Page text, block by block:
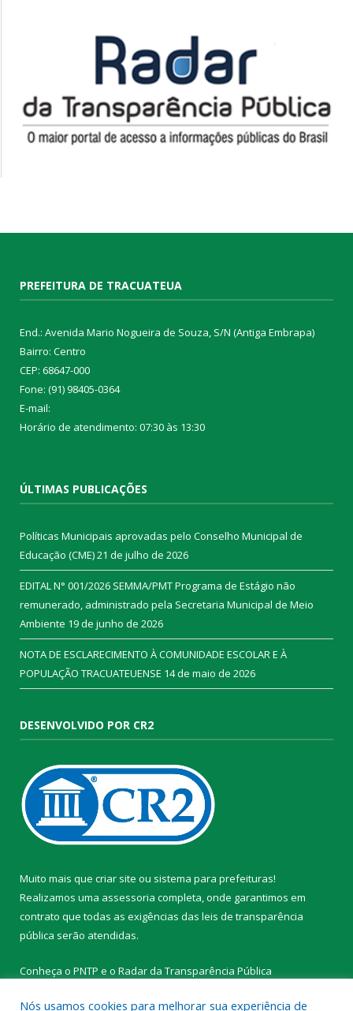
PREFEITURA DE TRACUATEUA
End.: Avenida Mario Nogueira de Souza, S/N (Antiga Embrapa)
Bairro: Centro
CEP: 68647-000
Fone: (91) 98405-0364
E-mail:
Horário de atendimento: 07:30 às 13:30
ÚLTIMAS PUBLICAÇÕES
Políticas Municipais aprovadas pelo Conselho Municipal de
Educação (CME)21 de julho de 2026
EDITAL N° 001/2026 SEMMA/PMT Programa de Estágio não
remunerado, administrado pela Secretaria Municipal de Meio
Ambiente 19 de junho de 2026
NOTA DE ESCLARECIMENTO À COMUNIDADE ESCOLAR E À
POPULAÇÃO TRACUATEUENSE 14 de maio de 2026
DESENVOLVIDO POR CR2
Muito mais que criar site ou sistema para prefeituras!
Realizamos uma assessoria completa, onde garantimos em
contrato que todas as exigências das leis de transparência
pública serão atendidas.
Conheça o PNTP e o Radar da Transparência Pública
Nós usamos cookies para melhorar sua experiência de